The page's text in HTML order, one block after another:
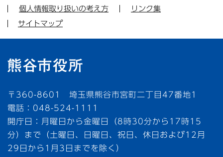
個人情報取り扱いの考え方
リンク集
サイトマップ
〒360-8601 埼玉県熊谷市宮町二丁目47番地1
電話：048-524-1111
開庁日：月曜日から金曜日（8時30分から17時15
分）まで（土曜日、日曜日、祝日、休日および12月
29日から1月3日までを除く）